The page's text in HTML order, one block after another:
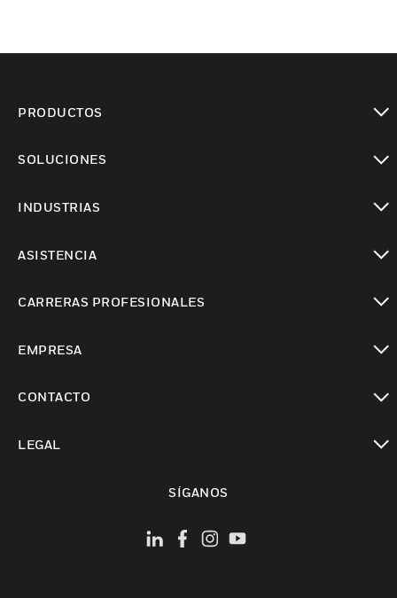
PRODUCTOS
SOLUCIONES
INDUSTRIAS
ASISTENCIA
CARRERAS PROFESIONALES
EMPRESA
CONTACTO
LEGAL
SÍGANOS